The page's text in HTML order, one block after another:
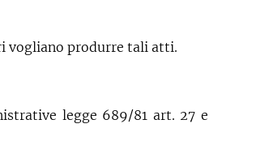
vogliano produrre tali atti.
legge 689/81 art. 27 e